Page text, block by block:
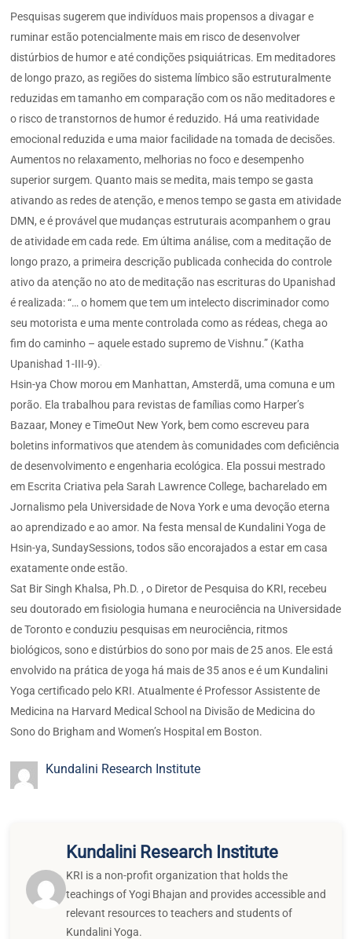
Pesquisas sugerem que indivíduos mais propensos a divagar e
ruminar estão potencialmente mais em risco de desenvolver
distúrbios de humor e até condições psiquiátricas. Em meditadores
de longo prazo, as regiões do sistema límbico são estruturalmente
reduzidas em tamanho em comparação com os não meditadores e
o risco de transtornos de humor é reduzido. Há uma reatividade
emocional reduzida e uma maior facilidade na tomada de decisões.
Aumentos no relaxamento, melhorias no foco e desempenho
superior surgem. Quanto mais se medita, mais tempo se gasta
ativando as redes de atenção, e menos tempo se gasta em atividade
DMN, e é provável que mudanças estruturais acompanhem o grau
de atividade em cada rede. Em última análise, com a meditação de
longo prazo, a primeira descrição publicada conhecida do controle
ativo da atenção no ato de meditação nas escrituras do Upanishad
é realizada: “… o homem que tem um intelecto discriminador como
seu motorista e uma mente controlada como as rédeas, chega ao
fim do caminho – aquele estado supremo de Vishnu.” (Katha
Upanishad 1-III-9).
Hsin-ya Chow morou em Manhattan, Amsterdã, uma comuna e um
porão. Ela trabalhou para revistas de famílias como Harper’s
Bazaar, Money e TimeOut New York, bem como escreveu para
boletins informativos que atendem às comunidades com deficiência
de desenvolvimento e engenharia ecológica. Ela possui mestrado
em Escrita Criativa pela Sarah Lawrence College, bacharelado em
Jornalismo pela Universidade de Nova York e uma devoção eterna
ao aprendizado e ao amor. Na festa mensal de Kundalini Yoga de
Hsin-ya, SundaySessions, todos são encorajados a estar em casa
exatamente onde estão.
Sat Bir Singh Khalsa, Ph.D. , o Diretor de Pesquisa do KRI, recebeu
seu doutorado em fisiologia humana e neurociência na Universidade
de Toronto e conduziu pesquisas em neurociência, ritmos
biológicos, sono e distúrbios do sono por mais de 25 anos. Ele está
envolvido na prática de yoga há mais de 35 anos e é um Kundalini
Yoga certificado pelo KRI. Atualmente é Professor Assistente de
Medicina na Harvard Medical School na Divisão de Medicina do
Sono do Brigham and Women’s Hospital em Boston.
Kundalini Research Institute
Kundalini Research Institute
KRI is a non-profit organization that holds the
teachings of Yogi Bhajan and provides accessible and
relevant resources to teachers and students of
Kundalini Yoga.